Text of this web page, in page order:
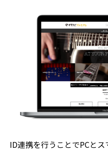
ID連携を行うことでPCと